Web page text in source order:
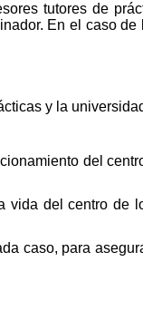
tutores de
En el caso
y la
del
del centro de
caso, para